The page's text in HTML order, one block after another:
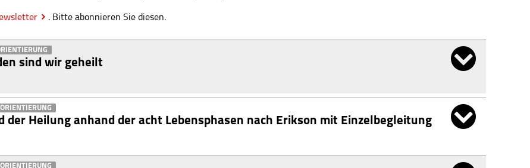
. Bitte abonnieren Sie diesen.
sind wir geheilt
der Heilung anhand der acht Lebensphasen nach Erikson mit Einzelbegleitung